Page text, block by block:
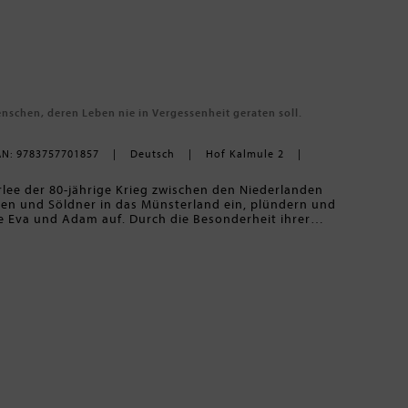
deren Leben nie in Vergessenheit geraten soll.
9783757701857 Deutsch
Hof Kalmule 2
der 80-jährige Krieg zwischen den Niederlanden
und Söldner in das Münsterland ein, plündern und
und Adam auf. Durch die Besonderheit ihrer
Mensch. Eva hingegen wächst als Eigenbehörige
der Vater, dass Eva und Adam ihren Status
einen neuen Weg, der ihr Glück und Unglück
einfacher Leute vor der großen Bühne der
Trilogie von Ulrike Renk